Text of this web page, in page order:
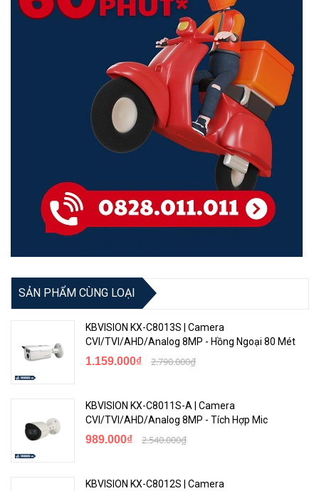
SẢN PHẨM CÙNG LOẠI
KBVISION KX-C8013S | Camera
CVI/TVI/AHD/Analog 8MP - Hồng Ngoại 80 Mét
1.159.000₫ 2.790.000₫
KBVISION KX-C8011S-A | Camera
CVI/TVI/AHD/Analog 8MP - Tích Hợp Mic
989.000₫ 2.540.000₫
KBVISION KX-C8012S | Camera